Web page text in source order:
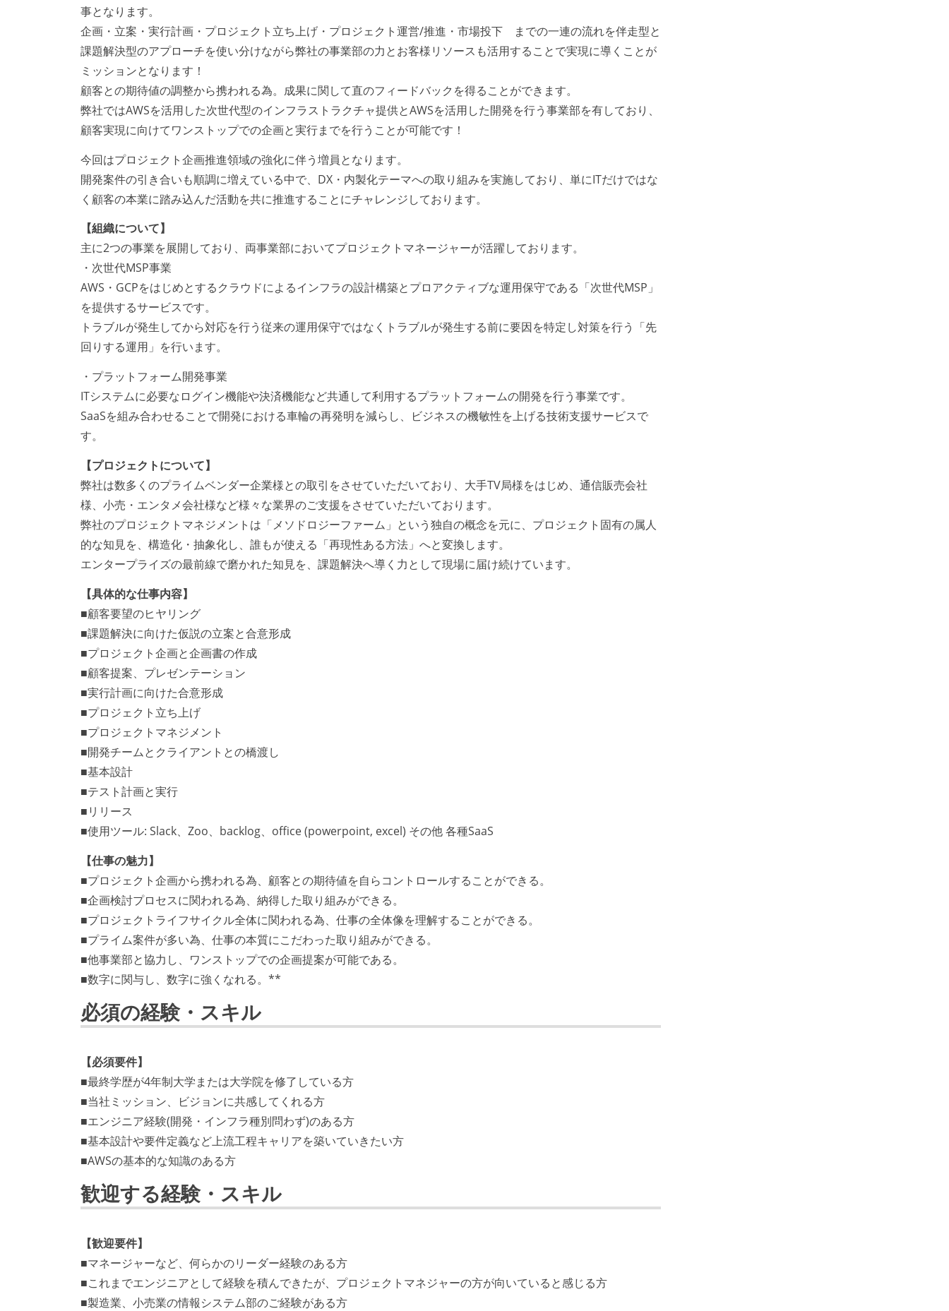
事となります。
企画・立案・実行計画・プロジェクト立ち上げ・プロジェクト運営/推進・市場投下 までの一連の流れを伴走型と
課題解決型のアプローチを使い分けながら弊社の事業部の力とお客様リソースも活用することで実現に導くことが
ミッションとなります！
顧客との期待値の調整から携われる為。成果に関して直のフィードバックを得ることができます。
弊社ではAWSを活用した次世代型のインフラストラクチャ提供とAWSを活用した開発を行う事業部を有しており、
顧客実現に向けてワンストップでの企画と実行までを行うことが可能です！
今回はプロジェクト企画推進領域の強化に伴う増員となります。
開発案件の引き合いも順調に増えている中で、DX・内製化テーマへの取り組みを実施しており、単にITだけではな
く顧客の本業に踏み込んだ活動を共に推進することにチャレンジしております。
【組織について】
主に2つの事業を展開しており、両事業部においてプロジェクトマネージャーが活躍しております。
・次世代MSP事業
AWS・GCPをはじめとするクラウドによるインフラの設計構築とプロアクティブな運用保守である「次世代MSP」
を提供するサービスです。
トラブルが発生してから対応を行う従来の運用保守ではなくトラブルが発生する前に要因を特定し対策を行う「先
回りする運用」を行います。
・プラットフォーム開発事業
ITシステムに必要なログイン機能や決済機能など共通して利用するプラットフォームの開発を行う事業です。
SaaSを組み合わせることで開発における車輪の再発明を減らし、ビジネスの機敏性を上げる技術支援サービスで
す。
【プロジェクトについて】
弊社は数多くのプライムベンダー企業様との取引をさせていただいており、大手TV局様をはじめ、通信販売会社
様、小売・エンタメ会社様など様々な業界のご支援をさせていただいております。
弊社のプロジェクトマネジメントは「メソドロジーファーム」という独自の概念を元に、プロジェクト固有の属人
的な知見を、構造化・抽象化し、誰もが使える「再現性ある方法」へと変換します。
エンタープライズの最前線で磨かれた知見を、課題解決へ導く力として現場に届け続けています。
【具体的な仕事内容】
■顧客要望のヒヤリング
■課題解決に向けた仮説の立案と合意形成
■プロジェクト企画と企画書の作成
■顧客提案、プレゼンテーション
■実行計画に向けた合意形成
■プロジェクト立ち上げ
■プロジェクトマネジメント
■開発チームとクライアントとの橋渡し
■基本設計
■テスト計画と実行
■リリース
■使用ツール: Slack、Zoo、backlog、office (powerpoint, excel) その他 各種SaaS
【仕事の魅力】
■プロジェクト企画から携われる為、顧客との期待値を自らコントロールすることができる。
■企画検討プロセスに関われる為、納得した取り組みができる。
■プロジェクトライフサイクル全体に関われる為、仕事の全体像を理解することができる。
■プライム案件が多い為、仕事の本質にこだわった取り組みができる。
■他事業部と協力し、ワンストップでの企画提案が可能である。
■数字に関与し、数字に強くなれる。**
必須の経験・スキル
【必須要件】
■最終学歴が4年制大学または大学院を修了している方
■当社ミッション、ビジョンに共感してくれる方
■エンジニア経験(開発・インフラ種別問わず)のある方
■基本設計や要件定義など上流工程キャリアを築いていきたい方
■AWSの基本的な知識のある方
歓迎する経験・スキル
【歓迎要件】
■マネージャーなど、何らかのリーダー経験のある方
■これまでエンジニアとして経験を積んできたが、プロジェクトマネジャーの方が向いていると感じる方
■製造業、小売業の情報システム部のご経験がある方